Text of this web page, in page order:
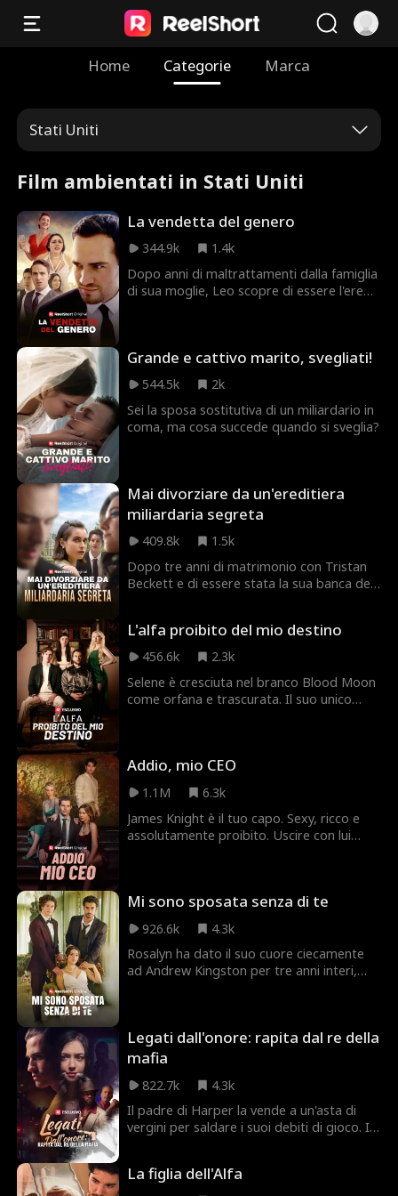
Home Categorie Marca
Stati Uniti
Film ambientati in Stati Uniti
La vendetta del genero
344.9k
1.4k
Dopo anni di maltrattamenti dalla famiglia
di sua moglie, Leo scopre di essere l'erede
Grande e cattivo marito, svegliati!
544.5k
2k
Sei la sposa sostitutiva di un miliardario in
coma, ma cosa succede quando si sveglia?
Mai divorziare da un'ereditiera
miliardaria segreta
409.8k
1.5k
Dopo tre anni di matrimonio con Tristan
Beckett e di essere stata la sua banca del
Joyce fosse una ragazza vanitosa che lo
aveva sposato solo per soldi, ma non
sapeva che lei è un'ereditiera segreta
miliardaria! Riuscirà Tristan a riconquistare
il cuore di Joyce? O si innamorerà del
L'alfa proibito del mio destino
456.6k
2.3k
Selene è cresciuta nel branco Blood Moon
come orfana e trascurata. Il suo unico
l'alfa del Blood Moon, l'uomo che odia e
da cui vuole scappare. Nel frattempo, un
altro alfa sostiene di essere il suo vero
compagno...
Addio, mio CEO
1.1M
6.3k
James Knight è il tuo capo. Sexy, ricco e
assolutamente proibito. Uscire con lui
volere qualcosa, oltre a sapere che non
potrai mai averla?
Mi sono sposata senza di te
926.6k
4.3k
Rosalyn ha dato il suo cuore ciecamente
ad Andrew Kingston per tre anni interi,
sempre stata tutto per lui?
Legati dall'onore: rapita dal re della
mafia
822.7k
4.3k
Il padre di Harper la vende a un'asta di
vergini per saldare i suoi debiti di gioco. Il
interviene per salvarla. Ma cosa vuole
La figlia dell'Alfa